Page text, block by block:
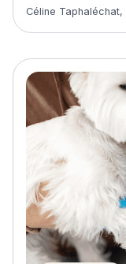
Article rédigé par
Céline Taphaléchat,